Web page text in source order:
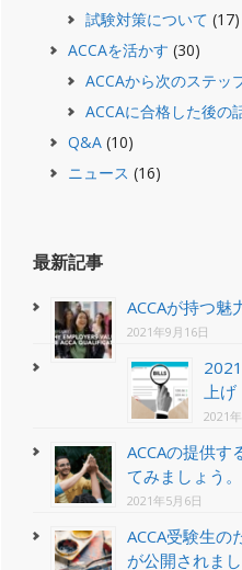
試験対策について (17)
ACCAを活かす (30)
ACCAから次のステッ
ACCAに合格した後の
Q&A (10)
ニュース (16)
最新記事
ACCAが持つ魅
2021年9月16日
上げ
2021
ACCAの提供す
てみましょう。
2021年5月6日
ACCA受験生
が公開されまし